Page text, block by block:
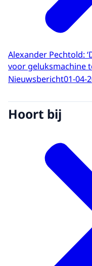
Alexander Pechtold:
voor geluksmachine
Nieuwsbericht01-04-
Hoort bij